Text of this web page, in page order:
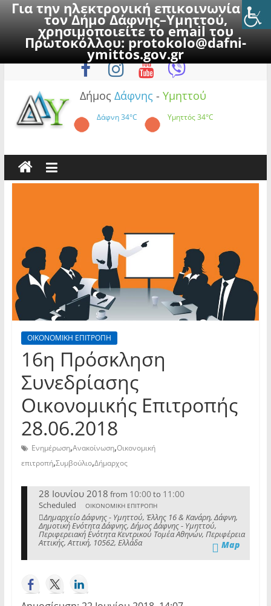
Για την ηλεκτρονική επικοινωνία με
τον Δήμο Δάφνης–Υμηττού,
χρησιμοποιείτε το email του
Πρωτοκόλλου:protokolo@dafni-
ymittos.gov.gr
to
Πέμπτη, 6 Αυγούστου 2026
Δήμος Δάφνης - Υμηττού
Δάφνη34°C Υμηττός34°C
ΟΙΚΟΝΟΜΙΚΗ ΕΠΙΤΡΟΠΗ
16η Πρόσκληση
Συνεδρίασης
Οικονομικής Επιτροπής
28.06.2018
Ενημέρωση,Ανακοίνωση,Οικονομική
επιτροπή,Συμβούλιο,Δήμαρχος
28 Ιουνίου 2018 from 10:00to 11:00
Scheduled ΟΙΚΟΝΟΜΙΚΗ ΕΠΙΤΡΟΠΗ
Δημαρχείο Δάφνης - Υμηττού, Έλλης 16 & Κανάρη, Δάφνη,
Δημοτική Ενότητα Δάφνης, Δήμος Δάφνης - Υμηττού,
Περιφερειακή Ενότητα Κεντρικού Τομέα Αθηνών, Περιφέρεια
Αττικής, Αττική, 10562, Ελλάδα Map